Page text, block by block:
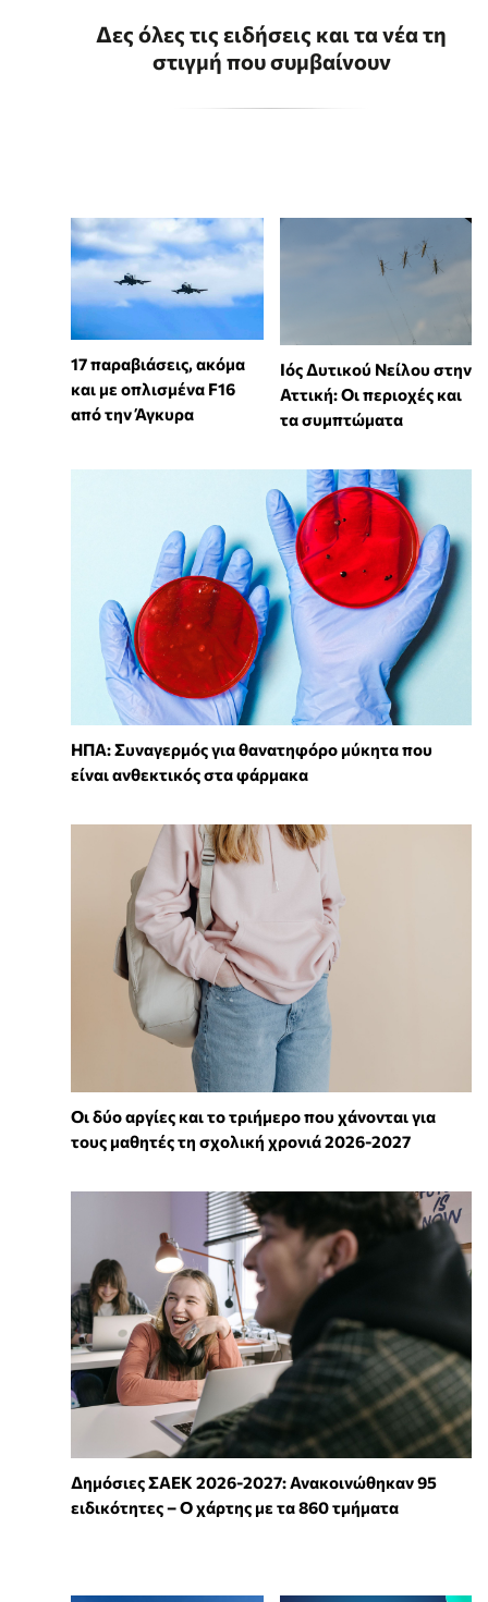
Δες όλες τις ειδήσεις και τα νέα τη
στιγμή που συμβαίνουν
17 παραβιάσεις, ακόμα
και με οπλισμένα F16
από την Άγκυρα
Ιός Δυτικού Νείλου στην
Αττική: Οι περιοχές και
τα συμπτώματα
ΗΠΑ: Συναγερμός για θανατηφόρο μύκητα που
είναι ανθεκτικός στα φάρμακα
Οι δύο αργίες και το τριήμερο που χάνονται για
τους μαθητές τη σχολική χρονιά 2026-2027
Δημόσιες ΣΑΕΚ 2026-2027: Ανακοινώθηκαν 95
ειδικότητες – Ο χάρτης με τα 860 τμήματα